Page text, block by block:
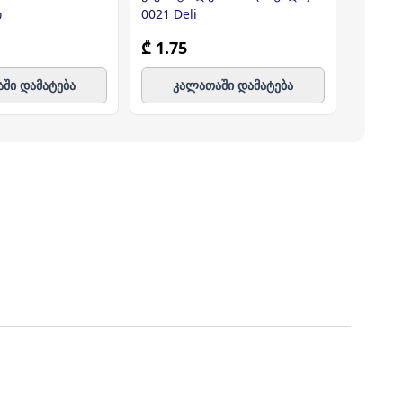
დამატება
0021 Deli
₾ 1.75
კალათაში დამატება